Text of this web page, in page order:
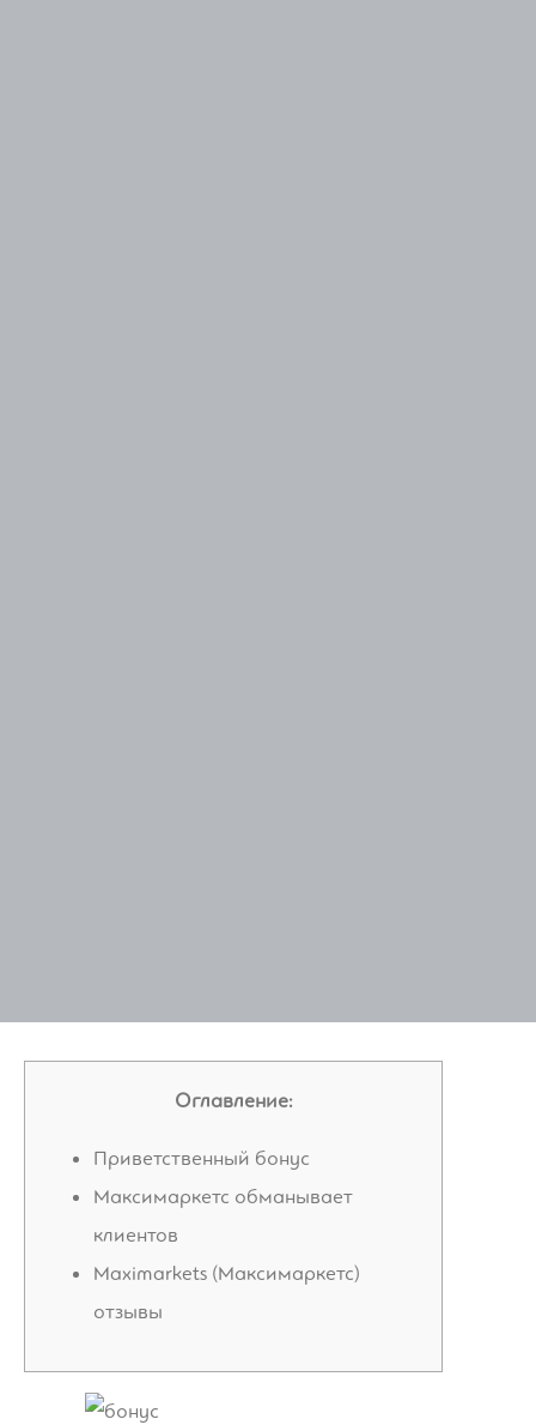
Оглавление:
Приветственный бонус
Максимаркетс обманывает
клиентов
Maximarkets (Максимаркетс)
отзывы